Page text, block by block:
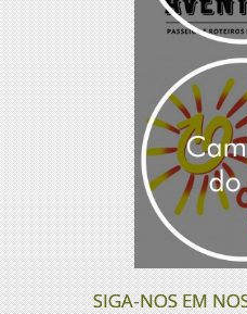
SIGA-NOS EM